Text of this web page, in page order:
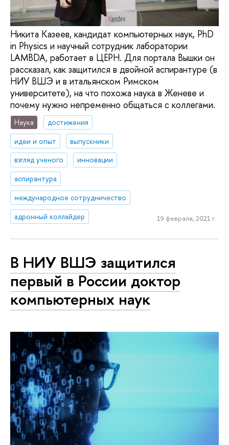
Никита Казеев, кандидат компьютерных наук, PhD
in Physics и научный сотрудник лаборатории
LAMBDA, работает в ЦЕРН. Для портала Вышки он
рассказал, как защитился в двойной аспирантуре (в
НИУ ВШЭ и в итальянском Римском
университете), на что похожа наука в Женеве и
почему нужно непременно общаться с коллегами.
Наука
достижения
идеи и опыт
выпускники
взгляд ученого
инновации
аспирантура
международное сотрудничество
адронный коллайдер
19 февраля, 2021 г.
В НИУ ВШЭ защитился
первый в России доктор
компьютерных наук